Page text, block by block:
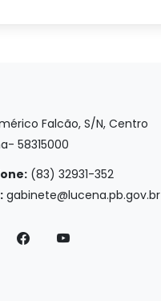
Falcão, S/N, Centro
58315000
(83) 32931-352
gabinete@lucena.pb.gov.br